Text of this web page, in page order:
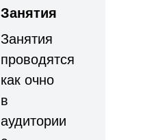
Занятия
Занятия
проводятся
как очно
в
аудитории